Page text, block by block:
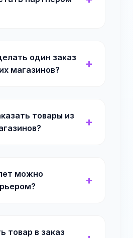
один заказ
магазинов?
товары из
можно
товар в заказ